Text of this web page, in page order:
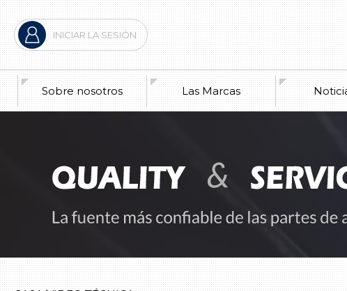
INICIAR LA SESIÓN
Sobre nosotros Las Marcas
La
Los